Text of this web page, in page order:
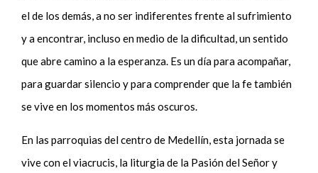
el de los demás, a no ser indiferentes frente al sufrimiento
y a encontrar, incluso en medio de la dificultad, un sentido
que abre camino a la esperanza. Es un día para acompañar,
para guardar silencio y para comprender que la fe también
se vive en los momentos más oscuros.
En las parroquias del centro de Medellín, esta jornada se
vive con el viacrucis, la liturgia de la Pasión del Señor y